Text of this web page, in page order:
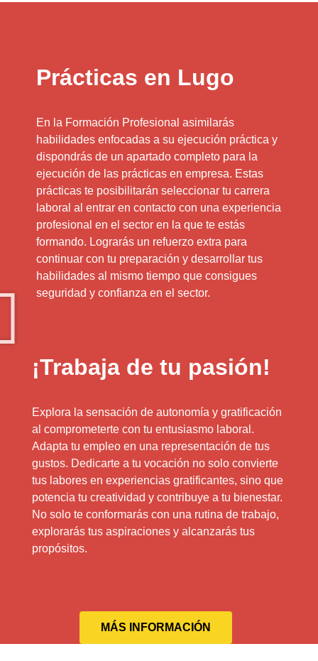
Prácticas en Lugo
En la Formación Profesional asimilarás
habilidades enfocadas a su ejecución práctica y
dispondrás de un apartado completo para la
ejecución de las prácticas en empresa. Estas
prácticas te posibilitarán seleccionar tu carrera
laboral al entrar en contacto con una experiencia
profesional en el sector en la que te estás
formando. Lograrás un refuerzo extra para
continuar con tu preparación y desarrollar tus
habilidades al mismo tiempo que consigues
seguridad y confianza en el sector.
¡Trabaja de tu pasión!
Explora la sensación de autonomía y gratificación
al comprometerte con tu entusiasmo laboral.
Adapta tu empleo en una representación de tus
gustos. Dedicarte a tu vocación no solo convierte
tus labores en experiencias gratificantes, sino que
potencia tu creatividad y contribuye a tu bienestar.
No solo te conformarás con una rutina de trabajo,
explorarás tus aspiraciones y alcanzarás tus
propósitos.
MÁS INFORMACIÓN